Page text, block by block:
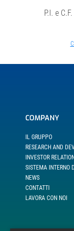
P.I. e
COMPANY
IL GRUPPO
RESEARCH AND
INVESTOR
SISTEMA INTERNO
NEWS
CONTATTI
LAVORA CON NOI